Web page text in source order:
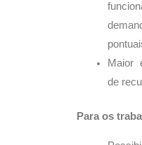
Maior
de
Para os